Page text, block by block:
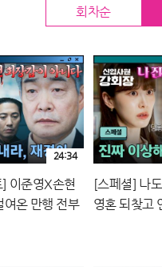
회차순
이준영X손현
여온 만행 전부
24:34
[스페셜] 나
영혼 되찾고